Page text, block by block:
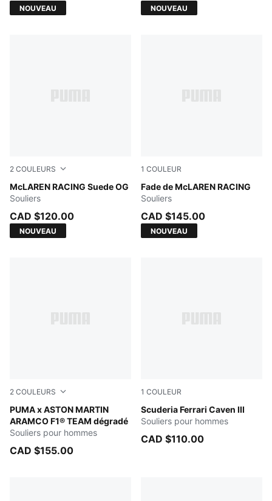
NOUVEAU NOUVEAU
2 COULEURS
McLAREN RACING Suede OG
PUMA White-Papaya
Souliers
CAD $120.00
NOUVEAU
1 COULEUR
Fade de McLAREN RACING
Alpine Snow-Papaya-
Souliers
CAD $145.00
NOUVEAU
2 COULEURS
PUMA x ASTON MARTIN
ARAMCO F1® TEAM dégradé
Lime Shimmer-Green Lux
Souliers pour hommes
CAD $155.00
1 COULEUR
Scuderia Ferrari Caven III
Rosso Corsa-PUMA Black
Souliers pour hommes
CAD $110.00